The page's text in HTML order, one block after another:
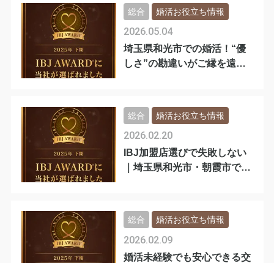
埼玉県和光市での婚活！“優
しさ”の勘違いがご縁を遠ざ
2026.05.04
総合 婚活お役立ち情報
IBJ加盟店選びで失敗しない
｜埼玉県和光市・朝霞市で本
2026.02.20
総合 婚活お役立ち情報
婚活未経験でも安心できる交
2026.02.09
総合 婚活お役立ち情報